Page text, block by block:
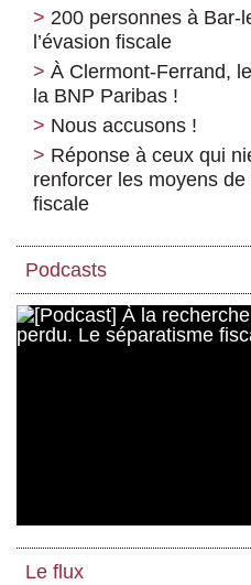
200 personnes à Bar-
l’évasion fiscale
À Clermont-Ferrand,
la BNP Paribas !
Nous accusons !
Réponse à ceux qui
renforcer les moyens
fiscale
Podcasts
Le flux